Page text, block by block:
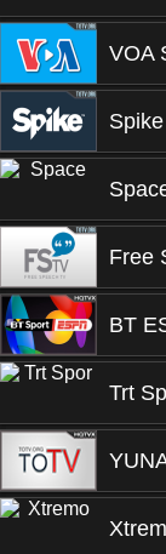
VOA
Spike
Free
BT
Trt